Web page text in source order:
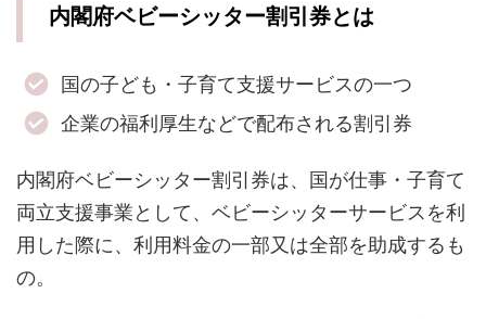
内閣府ベビーシッター割引券とは
国の子ども・子育て支援サービスの一つ
企業の福利厚生などで配布される割引券
内閣府ベビーシッター割引券は、国が仕事・子育て
両立支援事業として、ベビーシッターサービスを利
用した際に、利用料金の一部又は全部を助成するも
の。